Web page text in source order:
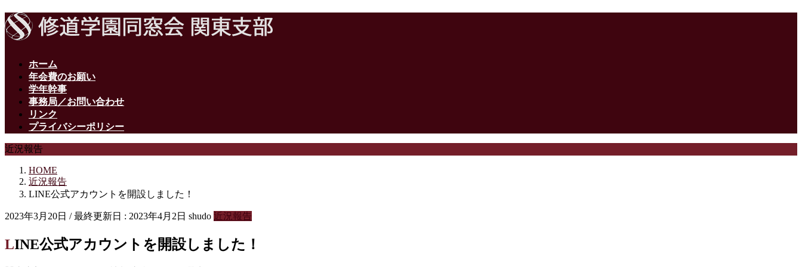
ホーム
年会費のお願い
学年幹事
事務局／お問い合わせ
リンク
プライバシーポリシー
近況報告
HOME
近況報告
LINE公式アカウントを開設しました！
2023年3月20日 / 最終更新日 : 2023年4月2日 shudo 近況報告
LINE公式アカウントを開設しました！